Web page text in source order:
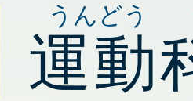
うんどう
運動